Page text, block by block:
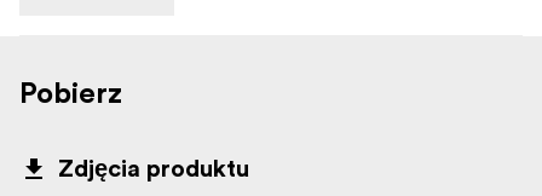
Pobierz
Zdjęcia produktu